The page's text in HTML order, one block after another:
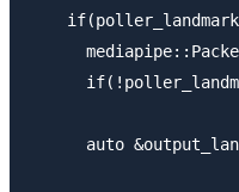
auto